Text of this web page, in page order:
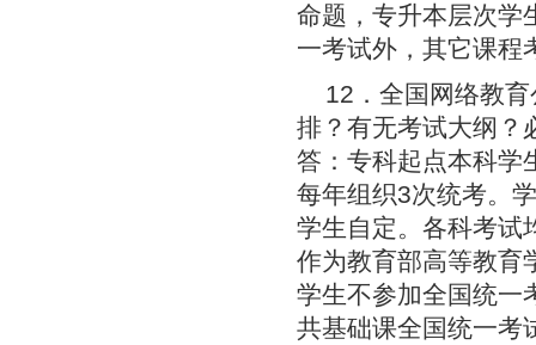
命题，专升本层次学
一考试外，其它课程
12．全国网络教
排？有无考试大纲？
答：专科起点本科学
每年组织3次统考。
学生自定。各科考试
作为教育部高等教育
学生不参加全国统一
共基础课全国统一考